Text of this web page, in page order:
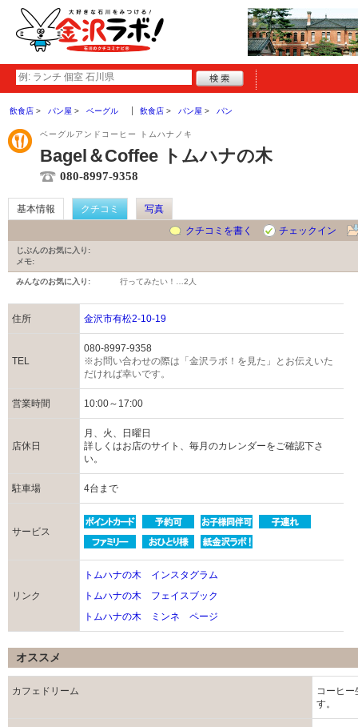
飲食店 パン屋 ベーグル 飲食店 パン屋 パン
ベーグルアンドコーヒー トムハナノキ
Bagel＆Coffee トムハナの木
080-8997-9358
基本情報 クチコミ
写真
クチコミを書く
チェックイン
じぶんのお気に入り:
メモ:
みんなのお気に入り: 行ってみたい！… 2人
住所 金沢市有松2-10-19
TEL
080-8997-9358
※お問い合わせの際は「金沢ラボ！を見た」とお伝えいた
だければ幸いです。
営業時間 10:00～17:00
店休日
月、火、日曜日
詳しくはお店のサイト、毎月のカレンダーをご確認下さ
い。
駐車場 4台まで
サービス
リンク
トムハナの木 インスタグラム
トムハナの木 フェイスブック
トムハナの木 ミンネ ページ
オススメ
カフェドリーム
コーヒー
す。